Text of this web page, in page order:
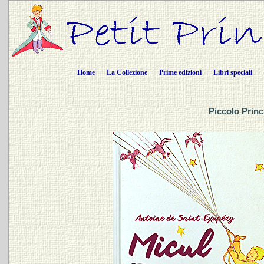
Home La Collezione Prime edizioni Libri speciali
Piccolo